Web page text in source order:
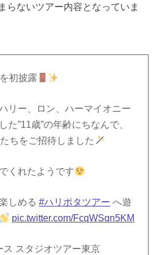
らないツアー内容となっていま
初披露
リー、ロン、ハーマイオニー
た”11歳”の年齢にちなんで、
ちをご招待しました
くれたようです
しめる#ハリポタツアー へ遊
pic.twitter.com/FcqWSqn5KM
スタジオツアー東京​